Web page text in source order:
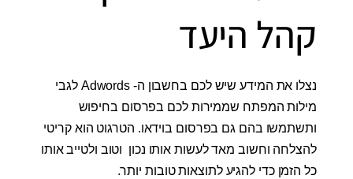
קהל היעד
נצלו את המידע שיש לכם בחשבון ה- Adwords לגבי
מילות המפתח שממירות לכם בפרסום בחיפוש
ותשתמשו בהם גם בפרסום בוידאו. הטרגוט הוא קריטי
להצלחה וחשוב מאד לעשות אותו נכון וטוב ולטייב אותו
כל הזמן כדי להגיע לתוצאות טובות יותר.